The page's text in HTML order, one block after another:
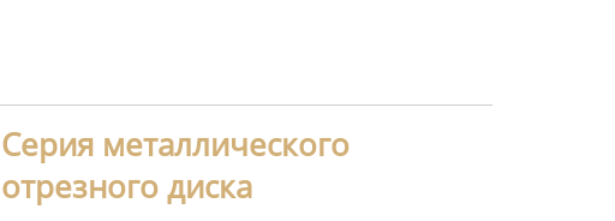
Серия металлического
отрезного диска